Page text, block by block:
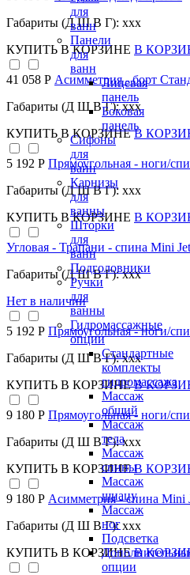
для
ванн
Панели
для
ванн
Лицевая
панель
Боковая
панель
Сифоны
для
ванн
Карнизы
для
ванны
Шторки
для
ванн
Подголовники
Ручки
для
ванны
Гидромассажные
опции
Стандартные
комплекты
гидромассажа
Массаж
общий
Массаж
тела
Массаж
спины
Массаж
шиацу
Массаж
ног
Подсветка
опции
Габариты (Д Ш В Г): xxx
КУПИТЬ В КОРЗИНЕ В
41 058 Р Асимметрия - борт
Габариты (Д Ш В Г): xxx
КУПИТЬ В КОРЗИНЕ В
5 192 Р Прямоугольная - ноги/
Габариты (Д Ш В Г): xxx
КУПИТЬ В КОРЗИНЕ В
Угловая - Трапани - спина Mini
Габариты (Д Ш В Г): xxx
Нет в наличии
5 192 Р Прямоугольная - ноги/
Габариты (Д Ш В Г): xxx
КУПИТЬ В КОРЗИНЕ В
9 180 Р Прямоугольная - ноги/
Габариты (Д Ш В Г): xxx
КУПИТЬ В КОРЗИНЕ В
9 180 Р Асимметрия - спина Mini
Габариты (Д Ш В Г): xxx
КУПИТЬ В КОРЗИНЕ В